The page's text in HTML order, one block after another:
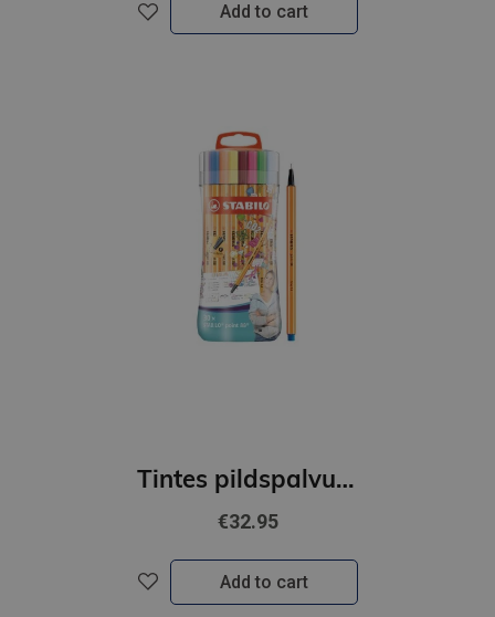
Add to cart
Tintes pildspalvu komplekts STABILO POINT88 |0.4 mm| 30 krāsas
€32.95
Add to cart